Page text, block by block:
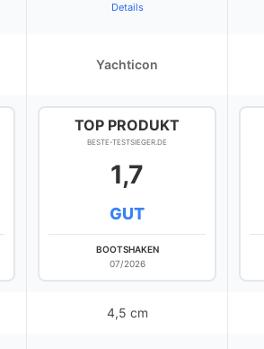
Details
Yachticon
TOP PRODUKT
BESTE-TESTSIEGER.DE
1,7
GUT
BOOTSHAKEN
07/2026
4,5 cm